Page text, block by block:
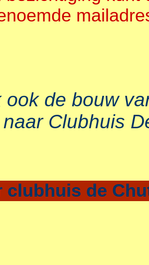
ook de bouw
naar Clubhuis
clubhuis de